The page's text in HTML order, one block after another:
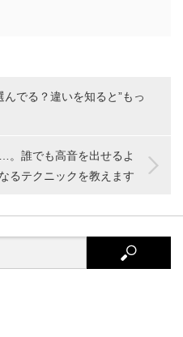
んでる？違いを知ると”もっ
。誰でも高音を出せるよ
るテクニックを教えます